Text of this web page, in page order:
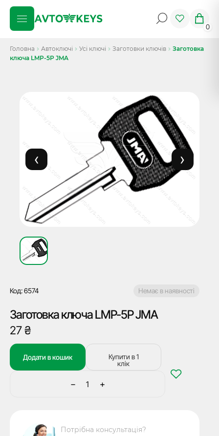
0
Головна Автоключі Усі ключі Заготовки ключів
Заготовка
ключа LMP-5P JMA
Код: 6574 Немає в наявності
Заготовка ключа LMP-5P JMA
27₴
−
Заготовка
JMA
+
Додати в кошик
Купити в 1
клік
Потрібна консультація?